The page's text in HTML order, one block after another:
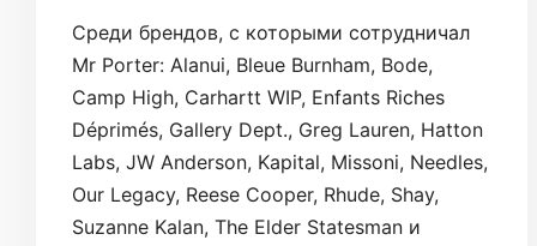
Среди брендов, с которыми сотрудничал
Mr Porter: Alanui, Bleue Burnham, Bode,
Camp High, Carhartt WIP, Enfants Riches
Déprimés, Gallery Dept., Greg Lauren, Hatton
Labs, JW Anderson, Kapital, Missoni, Needles,
Our Legacy, Reese Cooper, Rhude, Shay,
Suzanne Kalan, The Elder Statesman и